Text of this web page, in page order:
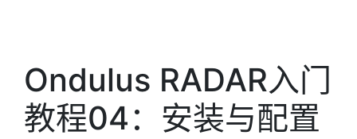
Ondulus RADAR入门
教程04：安装与配置